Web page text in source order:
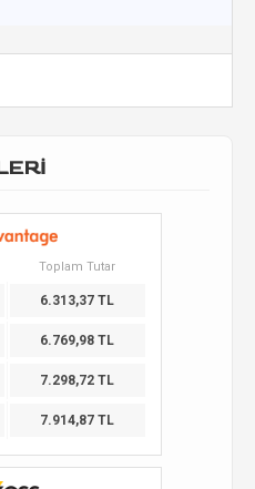
Toplam Tutar
6.313,37 TL
6.769,98 TL
7.298,72 TL
7.914,87 TL